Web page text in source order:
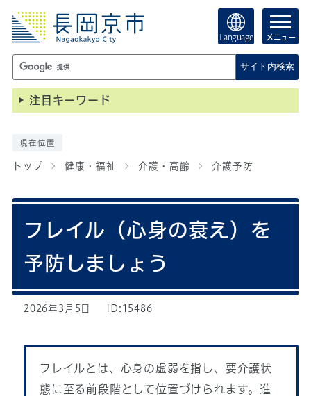
Language メニュー
サイト内検索
注目キーワード
現在位置
トップ 健康・福祉 介護・高齢 介護予防
フレイル（心身の衰え）を
予防しましょう
2026年3月5日 ID:15486
フレイルとは、心身の虚弱を指し、要介護状
態に至る前段階として位置づけられます。進